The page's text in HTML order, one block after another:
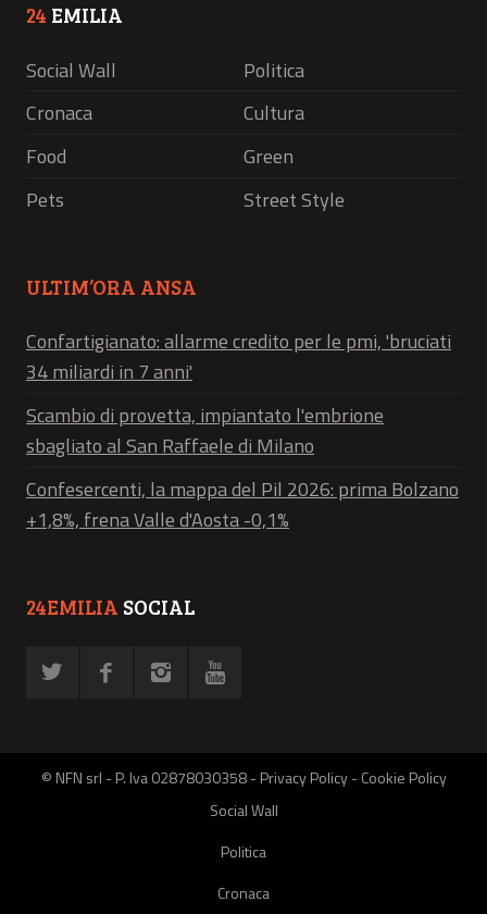
24 EMILIA
Social Wall
Politica
Cronaca
Cultura
Food
Green
Pets
Street Style
ULTIM’ORA ANSA
Confartigianato: allarme credito per le pmi, 'bruciati
34 miliardi in 7 anni'
Scambio di provetta, impiantato l'embrione
sbagliato al San Raffaele di Milano
Confesercenti, la mappa del Pil 2026: prima Bolzano
+1,8%, frena Valle d'Aosta -0,1%
24EMILIA SOCIAL
© NFN srl - P. Iva 02878030358 -Privacy Policy-Cookie Policy
Social Wall
Politica
Cronaca